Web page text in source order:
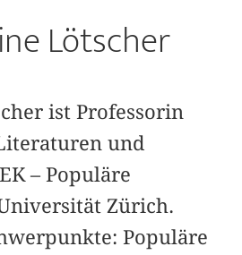
Lötscher
ist Professorin
und
– Populäre
Zürich.
Populäre